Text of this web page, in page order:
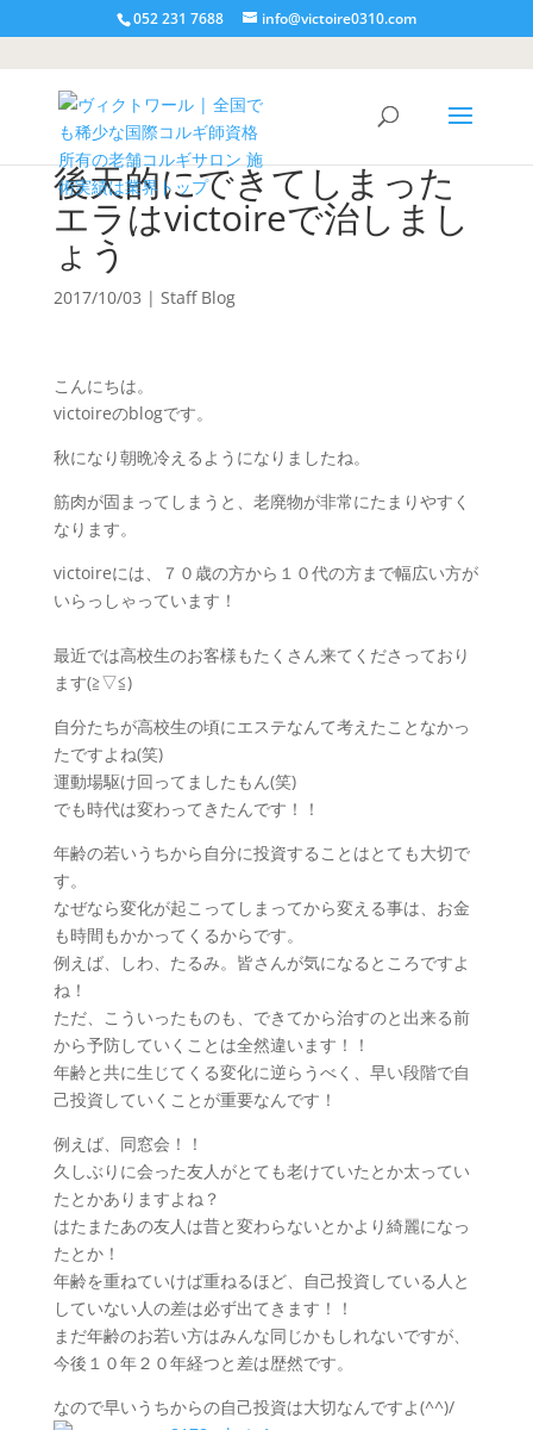
052 231 7688 info@victoire0310.com
後天的にできてしまった
エラはvictoireで治しまし
ょう
2017/10/03 | Staff Blog
こんにちは。
victoireのblogです。
秋になり朝晩冷えるようになりましたね。
筋肉が固まってしまうと、老廃物が非常にたまりやすく
なります。
victoireには、７０歳の方から１０代の方まで幅広い方が
いらっしゃっています！
最近では高校生のお客様もたくさん来てくださっており
ます(≧▽≦)
自分たちが高校生の頃にエステなんて考えたことなかっ
たですよね(笑)
運動場駆け回ってましたもん(笑)
でも時代は変わってきたんです！！
年齢の若いうちから自分に投資することはとても大切で
す。
なぜなら変化が起こってしまってから変える事は、お金
も時間もかかってくるからです。
例えば、しわ、たるみ。皆さんが気になるところですよ
ね！
ただ、こういったものも、できてから治すのと出来る前
から予防していくことは全然違います！！
年齢と共に生じてくる変化に逆らうべく、早い段階で自
己投資していくことが重要なんです！
例えば、同窓会！！
久しぶりに会った友人がとても老けていたとか太ってい
たとかありますよね？
はたまたあの友人は昔と変わらないとかより綺麗になっ
たとか！
年齢を重ねていけば重ねるほど、自己投資している人と
していない人の差は必ず出てきます！！
まだ年齢のお若い方はみんな同じかもしれないですが、
今後１０年２０年経つと差は歴然です。
なので早いうちからの自己投資は大切なんですよ(^^)/